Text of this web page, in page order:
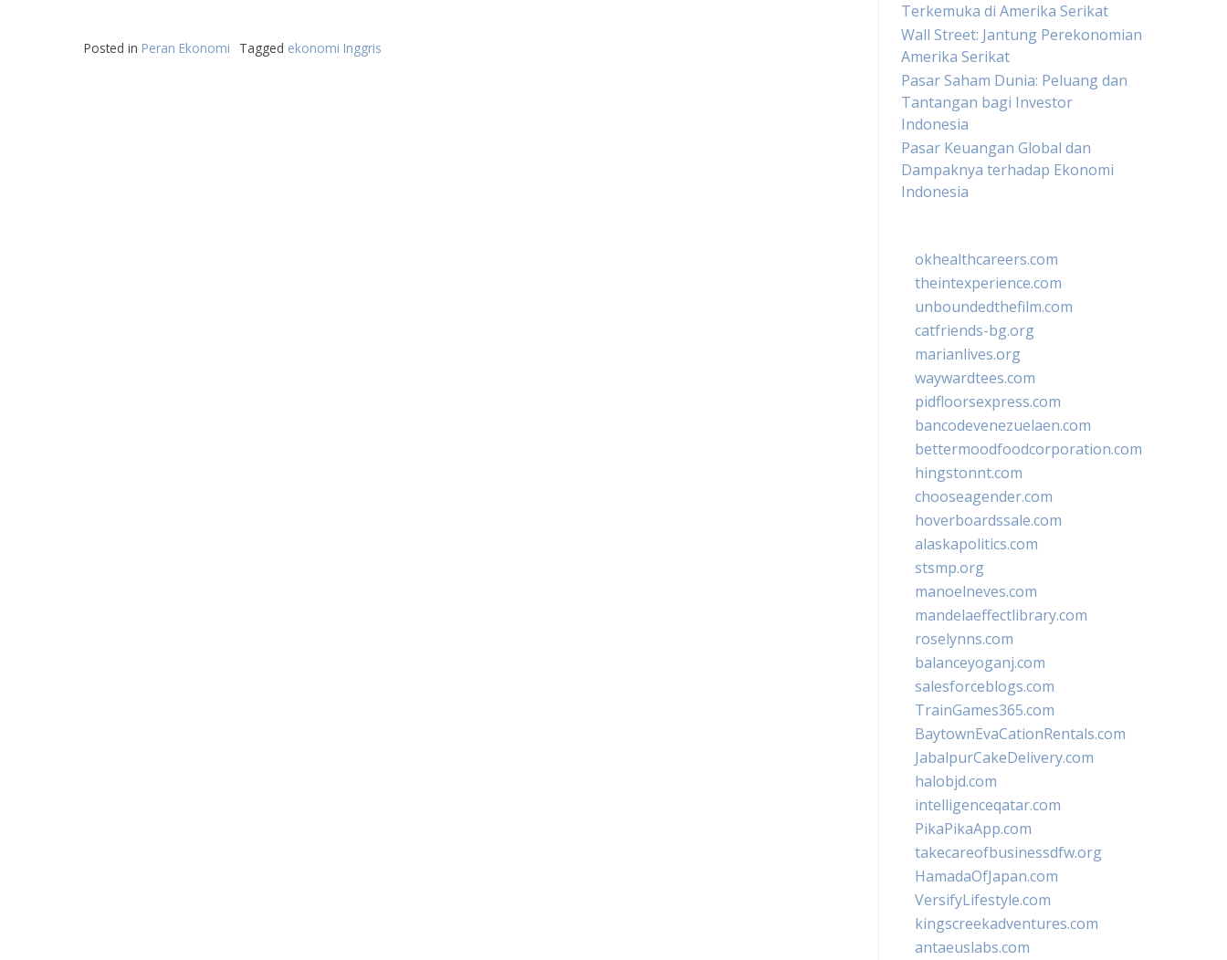
Posted in Peran Ekonomi Tagged ekonomi Inggris
Terkemuka di Amerika Serikat
Wall Street: Jantung Perekonomian
Amerika Serikat
Pasar Saham Dunia: Peluang dan
Tantangan bagi Investor
Indonesia
Pasar Keuangan Global dan
Dampaknya terhadap Ekonomi
Indonesia
okhealthcareers.com
theintexperience.com
unboundedthefilm.com
catfriends-bg.org
marianlives.org
waywardtees.com
pidfloorsexpress.com
bancodevenezuelaen.com
bettermoodfoodcorporation.com
hingstonnt.com
chooseagender.com
hoverboardssale.com
alaskapolitics.com
stsmp.org
manoelneves.com
mandelaeffectlibrary.com
roselynns.com
balanceyoganj.com
salesforceblogs.com
TrainGames365.com
BaytownEvaCationRentals.com
JabalpurCakeDelivery.com
halobjd.com
intelligenceqatar.com
PikaPikaApp.com
takecareofbusinessdfw.org
HamadaOfJapan.com
VersifyLifestyle.com
kingscreekadventures.com
antaeuslabs.com